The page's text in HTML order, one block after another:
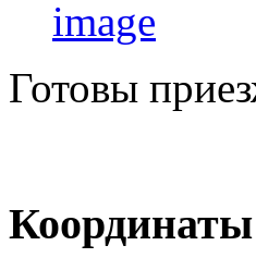
Готовы
Координаты